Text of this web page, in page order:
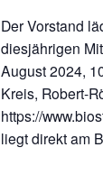
Der Vorstand
diesjährigen
August 2024,
Kreis, Robert-
https://
liegt direkt am